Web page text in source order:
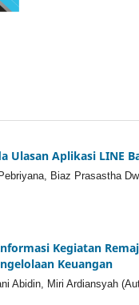
Ulasan Aplikasi LINE
Biaz Prasastha
Kegiatan
Keuangan
Abidin, Miri Ardiansyah